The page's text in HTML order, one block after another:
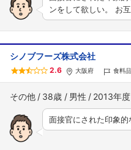
ンをして欲しい。 お
シノブフーズ株式会社
2.6 大阪府 食料品
その他 38歳 男性 2013年度
面接官にされた印象